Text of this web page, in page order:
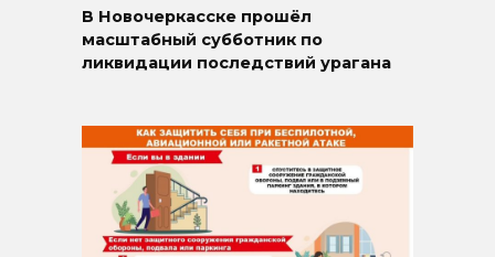
В Новочеркасске прошёл
масштабный субботник по
ликвидации последствий урагана